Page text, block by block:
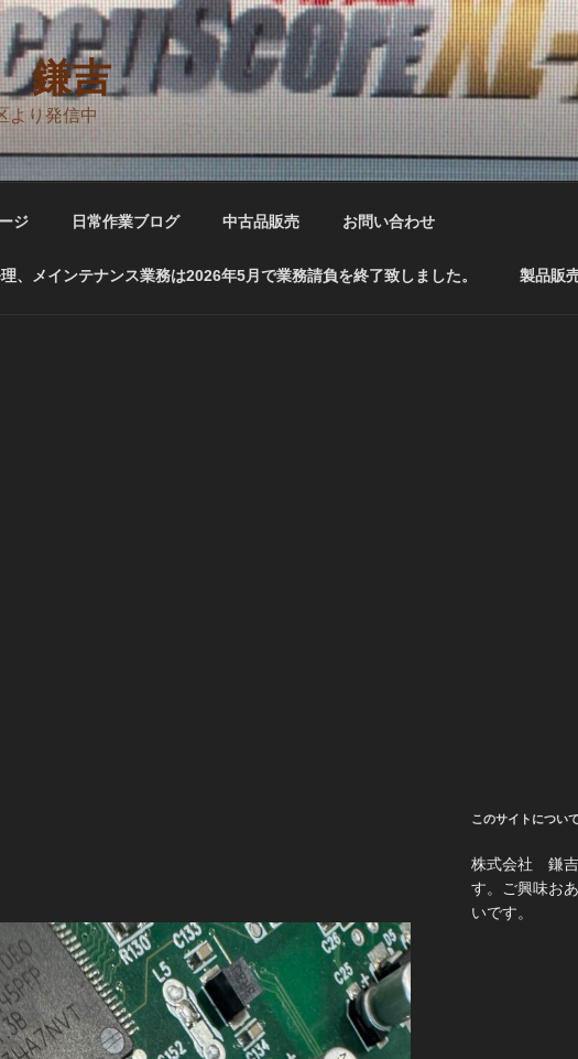
鎌吉
より発信中
ジ 日常作業ブログ 中古品販売 お問い合わせ
、メインテナンス業務は2026年5月で業務請負を終了致しました。 製品販
このサイトについ
株式会社 鎌
す。ご興味お
いです。